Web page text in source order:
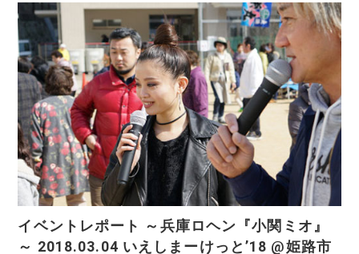
イベントレポート ～兵庫ロヘン『小関ミオ』
～ 2018.03.04 いえしまーけっと’18 @姫路市